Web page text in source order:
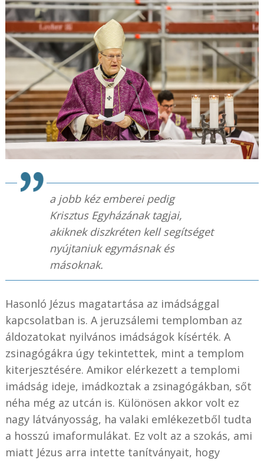
a jobb kéz emberei pedig
Krisztus Egyházának tagjai,
akiknek diszkréten kell segítséget
nyújtaniuk egymásnak és
másoknak.
Hasonló Jézus magatartása az imádsággal
kapcsolatban is. A jeruzsálemi templomban az
áldozatokat nyilvános imádságok kísérték. A
zsinagógákra úgy tekintettek, mint a templom
kiterjesztésére. Amikor elérkezett a templomi
imádság ideje, imádkoztak a zsinagógákban, sőt
néha még az utcán is. Különösen akkor volt ez
nagy látványosság, ha valaki emlékezetből tudta
a hosszú imaformulákat. Ez volt az a szokás, ami
miatt Jézus arra intette tanítványait, hogy